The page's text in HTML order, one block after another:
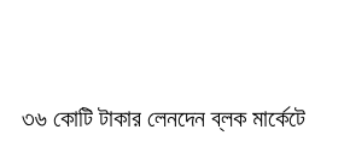
৩৬ কোটি টাকার লেনদেন ব্লক মার্কেটে